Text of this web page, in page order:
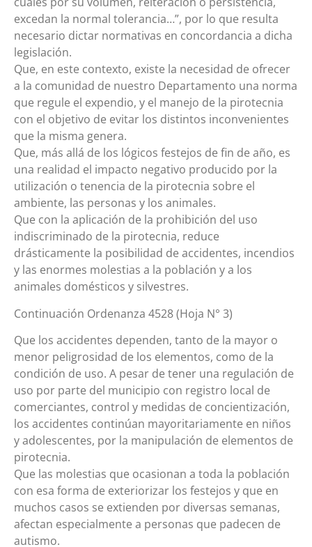
excedan la normal tolerancia…”, por lo que resulta
necesario dictar normativas en concordancia a dicha
legislación.
Que, en este contexto, existe la necesidad de ofrecer
a la comunidad de nuestro Departamento una norma
que regule el expendio, y el manejo de la pirotecnia
con el objetivo de evitar los distintos inconvenientes
que la misma genera.
Que, más allá de los lógicos festejos de fin de año, es
una realidad el impacto negativo producido por la
utilización o tenencia de la pirotecnia sobre el
ambiente, las personas y los animales.
Que con la aplicación de la prohibición del uso
indiscriminado de la pirotecnia, reduce
drásticamente la posibilidad de accidentes, incendios
y las enormes molestias a la población y a los
animales domésticos y silvestres.
Continuación Ordenanza 4528 (Hoja N° 3)
Que los accidentes dependen, tanto de la mayor o
menor peligrosidad de los elementos, como de la
condición de uso. A pesar de tener una regulación de
uso por parte del municipio con registro local de
comerciantes, control y medidas de concientización,
los accidentes continúan mayoritariamente en niños
y adolescentes, por la manipulación de elementos de
pirotecnia.
Que las molestias que ocasionan a toda la población
con esa forma de exteriorizar los festejos y que en
muchos casos se extienden por diversas semanas,
afectan especialmente a personas que padecen de
autismo.